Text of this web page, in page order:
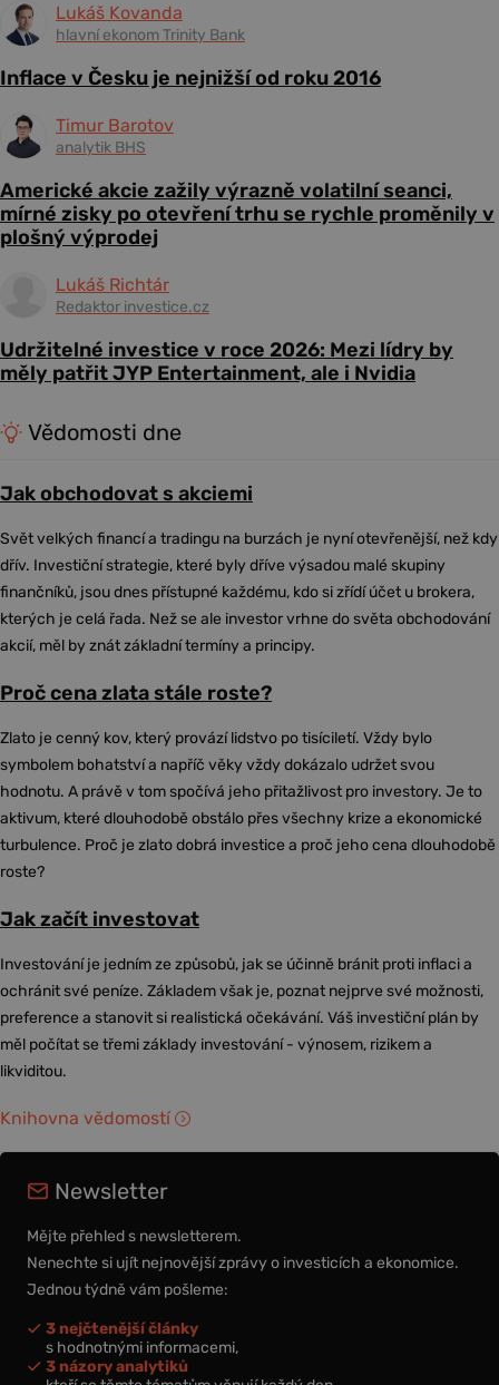
Lukáš Kovanda
hlavní ekonom Trinity Bank
Inflace v Česku je nejnižší od roku 2016
Timur Barotov
analytik BHS
Americké akcie zažily výrazně volatilní seanci,
mírné zisky po otevření trhu se rychle proměnily v
plošný výprodej
Lukáš Richtár
Redaktor investice.cz
Udržitelné investice v roce 2026: Mezi lídry by
měly patřit JYP Entertainment, ale i Nvidia
Vědomosti dne
Jak obchodovat s akciemi
Svět velkých financí a tradingu na burzách je nyní otevřenější, než kdy
dřív. Investiční strategie, které byly dříve výsadou malé skupiny
finančníků, jsou dnes přístupné každému, kdo si zřídí účet u brokera,
kterých je celá řada. Než se ale investor vrhne do světa obchodování
akcií, měl by znát základní termíny a principy.
Proč cena zlata stále roste?
Zlato je cenný kov, který provází lidstvo po tisíciletí. Vždy bylo
symbolem bohatství a napříč věky vždy dokázalo udržet svou
hodnotu. A právě v tom spočívá jeho přitažlivost pro investory. Je to
aktivum, které dlouhodobě obstálo přes všechny krize a ekonomické
turbulence. Proč je zlato dobrá investice a proč jeho cena dlouhodobě
roste?
Jak začít investovat
Investování je jedním ze způsobů, jak se účinně bránit proti inflaci a
ochránit své peníze. Základem však je, poznat nejprve své možnosti,
preference a stanovit si realistická očekávání. Váš investiční plán by
měl počítat se třemi základy investování - výnosem, rizikem a
likviditou.
Knihovna vědomostí
Newsletter
Mějte přehled s newsletterem.
Nenechte si ujít nejnovější zprávy o investicích a ekonomice.
Jednou týdně vám pošleme:
3 nejčtenější články
s hodnotnými informacemi,
3 názory analytiků